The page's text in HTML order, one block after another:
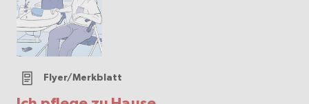
Flyer/Merkblatt